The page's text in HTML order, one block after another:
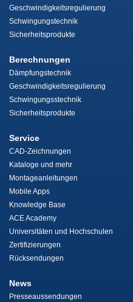
Geschwindigkeitsregulierung
Schwingungstechnik
Sicherheitsprodukte
Berechnungen
Dämpfungstechnik
Geschwindigkeitsregulierung
Schwingungsstechnik
Sicherheitsprodukte
Service
CAD-Zeichnungen
Kataloge und mehr
Montageanleitungen
Mobile Apps
Knowledge Base
ACE Academy
Universitäten und Hochschulen
Zertifizierungen
Rücksendungen
News
Presseaussendungen